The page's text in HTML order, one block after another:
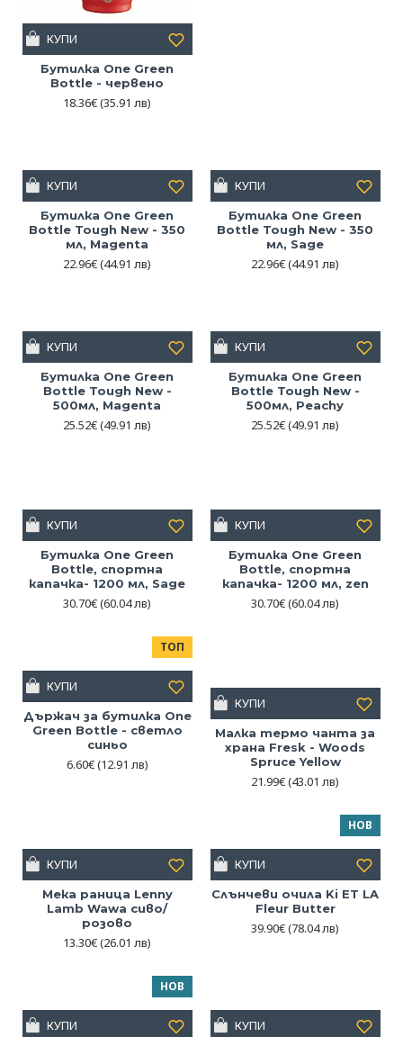
Бутилка One Green
Bottle - червено
18.36€(35.91 лв)
КУПИ
Бутилка One Green
Bottle Tough New - 350
мл, Magenta
22.96€(44.91 лв)
КУПИ
Бутилка One Green
Bottle Tough New - 350
мл, Sage
22.96€(44.91 лв)
КУПИ
Бутилка One Green
Bottle Tough New -
500мл, Magenta
25.52€(49.91 лв)
КУПИ
Бутилка One Green
Bottle Tough New -
500мл, Peachy
25.52€(49.91 лв)
КУПИ
Бутилка One Green
Bottle, спортна
капачка- 1200 мл, Sage
30.70€(60.04 лв)
КУПИ
Бутилка One Green
Bottle, спортна
капачка- 1200 мл, zen
30.70€(60.04 лв)
КУПИ
ТОП
Държач за бутилка One
Green Bottle - светло
синьо
6.60€(12.91 лв)
КУПИ
Малка термо чанта за
храна Fresk - Woods
Spruce Yellow
21.99€(43.01 лв)
КУПИ
Мека раница Lenny
Lamb Wawa сиво/
розово
13.30€(26.01 лв)
КУПИ
НОВ
Слънчеви очила Ki ET LA
Fleur Butter
39.90€(78.04 лв)
КУПИ
НОВ
КУПИ КУПИ